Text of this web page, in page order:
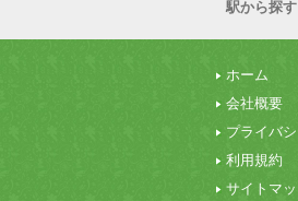
駅から探す
ホーム
会社概要
プライバ
利用規約
サイトマ